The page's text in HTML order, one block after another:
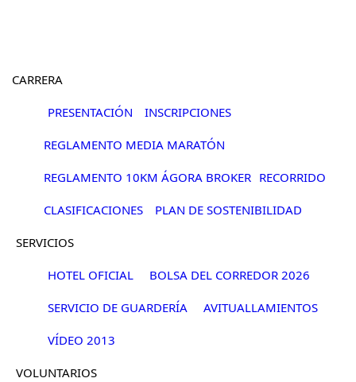
CARRERA
PRESENTACIÓN INSCRIPCIONES
REGLAMENTO MEDIA MARATÓN
REGLAMENTO 10KM ÁGORA BROKER RECORRIDO
CLASIFICACIONES PLAN DE SOSTENIBILIDAD
SERVICIOS
HOTEL OFICIAL BOLSA DEL CORREDOR 2026
SERVICIO DE GUARDERÍA AVITUALLAMIENTOS
VÍDEO 2013
VOLUNTARIOS